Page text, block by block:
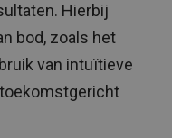
Hierbij
bod, zoals het
van intuïtieve